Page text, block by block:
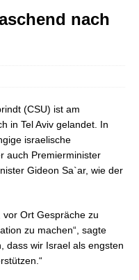
nach
(CSU) ist am
in Tel Aviv gelandet. In
israelische
auch Premierminister
Gideon Sa`ar, wie der
vor Ort Gespräche zu
zu machen“, sagte
dass wir Israel als engsten